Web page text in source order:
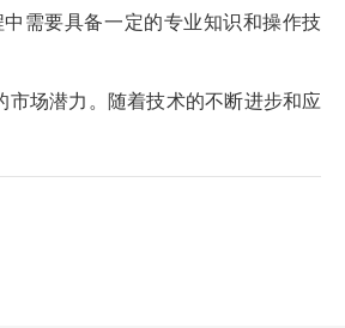
需要具备一定的专业知识和操作技
场潜力。随着技术的不断进步和应